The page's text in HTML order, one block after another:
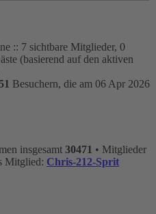
:: 7 sichtbare Mitglieder, 0
(basierend auf den aktiven
Besuchern, die am 06 Apr 2026
insgesamt 30471 • Mitglieder
Mitglied: Chris-212-Sprit